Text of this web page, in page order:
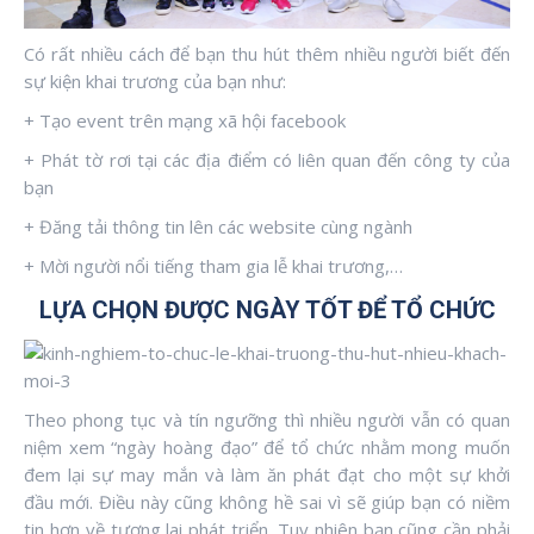
Có rất nhiều cách để bạn thu hút thêm nhiều người biết đến
sự kiện khai trương của bạn như:
+ Tạo event trên mạng xã hội facebook
+ Phát tờ rơi tại các địa điểm có liên quan đến công ty của
bạn
+ Đăng tải thông tin lên các website cùng ngành
+ Mời người nổi tiếng tham gia lễ khai trương,…
LỰA CHỌN ĐƯỢC NGÀY TỐT ĐỂ TỔ CHỨC
Theo phong tục và tín ngưỡng thì nhiều người vẫn có quan
niệm xem “ngày hoàng đạo” để tổ chức nhằm mong muốn
đem lại sự may mắn và làm ăn phát đạt cho một sự khởi
đầu mới. Điều này cũng không hề sai vì sẽ giúp bạn có niềm
tin hơn về tương lai phát triển. Tuy nhiên bạn cũng cần phải